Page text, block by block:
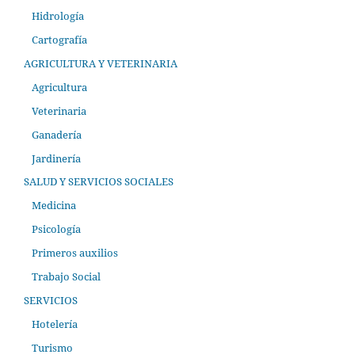
Hidrología
Cartografía
AGRICULTURA Y VETERINARIA
Agricultura
Veterinaria
Ganadería
Jardinería
SALUD Y SERVICIOS SOCIALES
Medicina
Psicología
Primeros auxilios
Trabajo Social
SERVICIOS
Hotelería
Turismo